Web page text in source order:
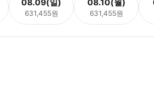
631,455원 631,455원